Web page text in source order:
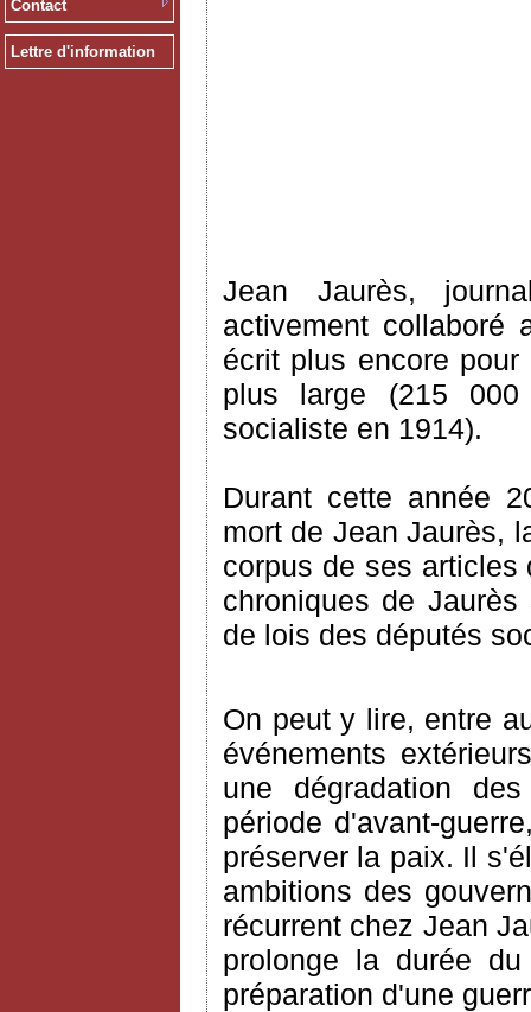
Contact
Lettre d'information
Jean Jaurès,
activement
écrit plus encore
plus large (215
socialiste en 1914).
Durant cette année
mort de Jean Jaurès,
corpus de ses
chroniques de
de lois des députés
On peut y lire, entre
événements
une dégradation
période d'avant-
préserver la paix. Il
ambitions des
récurrent chez Jean
prolonge la durée
préparation d'une